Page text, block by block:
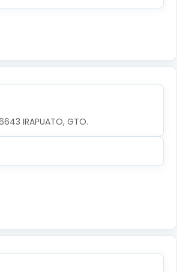
IRAPUATO, GTO.